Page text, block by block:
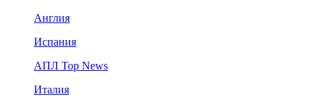
Англия
Испания
АПЛ Top News
Италия